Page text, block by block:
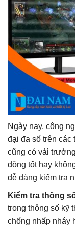
Ngày nay, công
đại đa số trên các
cũng có vài
động tốt hay
dễ dàng kiểm tra
Kiểm tra thông
trong thông số kỹ
chống nhấp nháy